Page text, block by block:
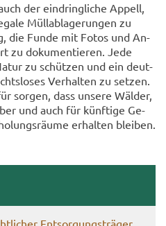
der ein­dring­li­che Ap­pell,
Müll­ab­la­ge­run­gen zu
die Funde mit Fotos und An­
zu do­ku­men­tie­ren. Jede
zu schüt­zen und ein deut­
Ver­hal­ten zu set­zen.
sor­gen, dass un­se­re Wäl­der,
und auch für künf­ti­ge Ge­
er­hal­ten blei­ben.
Ent­sor­gungs­trä­ger